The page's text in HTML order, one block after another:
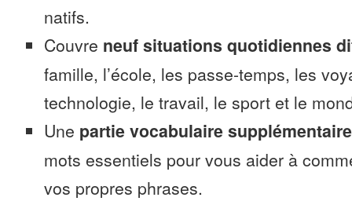
natifs.
Couvre neuf situations quotidiennes
famille, l’école, les passe-temps, les
technologie, le travail, le sport et le
Une partie vocabulaire supplémentaire
mots essentiels pour vous aider à
vos propres phrases.